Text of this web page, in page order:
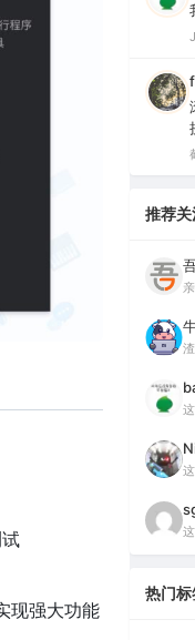
现强大功能
推荐关
热门标